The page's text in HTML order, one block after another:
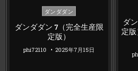
Posted
ダンダダン
ダンダダン 7（完全生産限
定版）
phi72110 2025年7月15日
ダ
定